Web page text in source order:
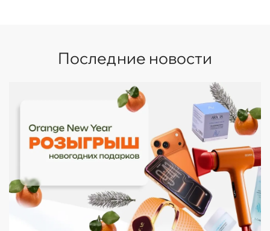
Последние новости